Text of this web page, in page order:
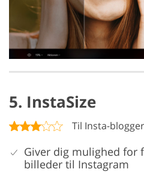
5. InstaSize
Til Insta-
Giver dig mulighed for
billeder til Instagram